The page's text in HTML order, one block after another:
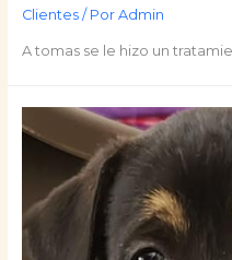
Clientes/ Por Admin
A tomas se le hizo un